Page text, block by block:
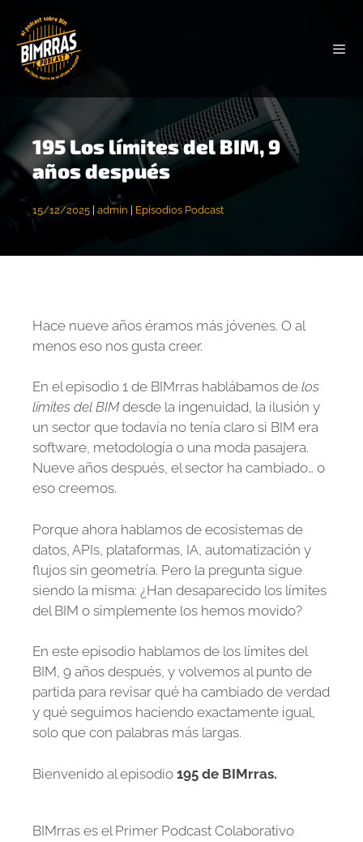
195 Los límites del BIM, 9
años después
15/12/2025 admin Episodios Podcast
Hace nueve años éramos más jóvenes. O al
menos eso nos gusta creer.
En el episodio 1 de BIMrras hablábamos de los
límites del BIMdesde la ingenuidad, la ilusión y
un sector que todavía no tenía claro si BIM era
software, metodología o una moda pasajera.
Nueve años después, el sector ha cambiado… o
eso creemos.
Porque ahora hablamos de ecosistemas de
datos, APIs, plataformas, IA, automatización y
flujos sin geometría. Pero la pregunta sigue
siendo la misma: ¿Han desaparecido los límites
del BIM o simplemente los hemos movido?
En este episodio hablamos de los límites del
BIM, 9 años después, y volvemos al punto de
partida para revisar qué ha cambiado de verdad
y qué seguimos haciendo exactamente igual,
solo que con palabras más largas.
Bienvenido al episodio 195 de BIMrras.
BIMrras es el Primer Podcast Colaborativo